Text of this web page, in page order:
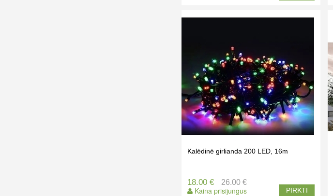
Kalėdinė girlianda 200 LED, 16m
18.00 €
Kaina prisijungus
26.00 €
PIRKTI